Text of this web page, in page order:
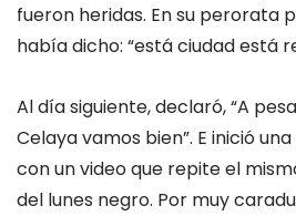
fueron heridas. En su perorata
había dicho: “está ciudad está
Al día siguiente, declaró, “A
Celaya vamos bien”. E inició
con un video que repite el
del lunes negro. Por muy